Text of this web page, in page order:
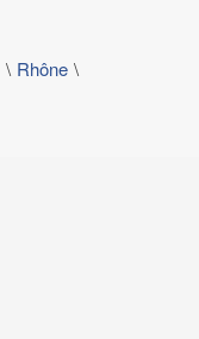
Rhône